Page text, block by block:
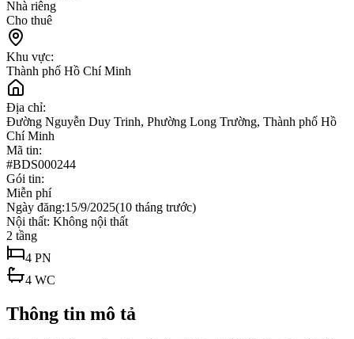
Nhà riêng
Cho thuê
Khu vực:
Thành phố Hồ Chí Minh
Địa chỉ:
Đường Nguyễn Duy Trinh, Phường Long Trường, Thành phố Hồ
Chí Minh
Mã tin:
#BDS000244
Gói tin:
Miễn phí
Ngày đăng:15/9/2025(10 tháng trước)
Nội thất: Không nội thất
2 tầng
4 PN
4 WC
Thông tin mô tả